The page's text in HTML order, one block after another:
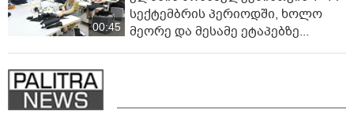
00:45
სექტემბრის პერიოდში, ხოლო
მეორე და მესამე ეტაპებზე...